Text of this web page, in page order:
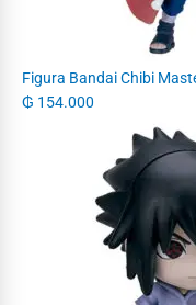
Figura Bandai Chibi
₲ 154.000